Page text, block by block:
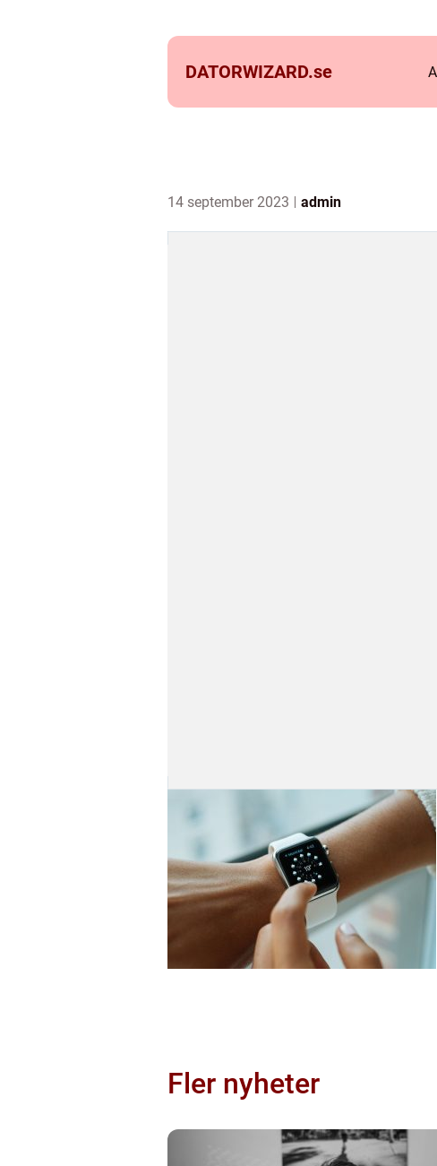
DATORWIZARD.se
14 september 2023 admin
Fler nyheter